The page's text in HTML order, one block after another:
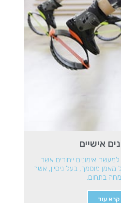
אישיים
למעשה אימונים ייחודים אשר
מוסמך, בעל ניסיון, אשר
בתחום.
קרא עוד